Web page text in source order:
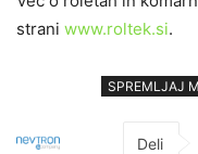
strani www.roltek.si.
SPREMLJAJ